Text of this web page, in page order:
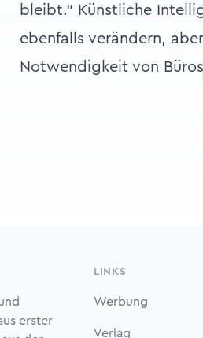
bleibt.“ Künstliche
ebenfalls verändern,
Notwendigkeit von
erster
LINKS
Werbung
Verlag